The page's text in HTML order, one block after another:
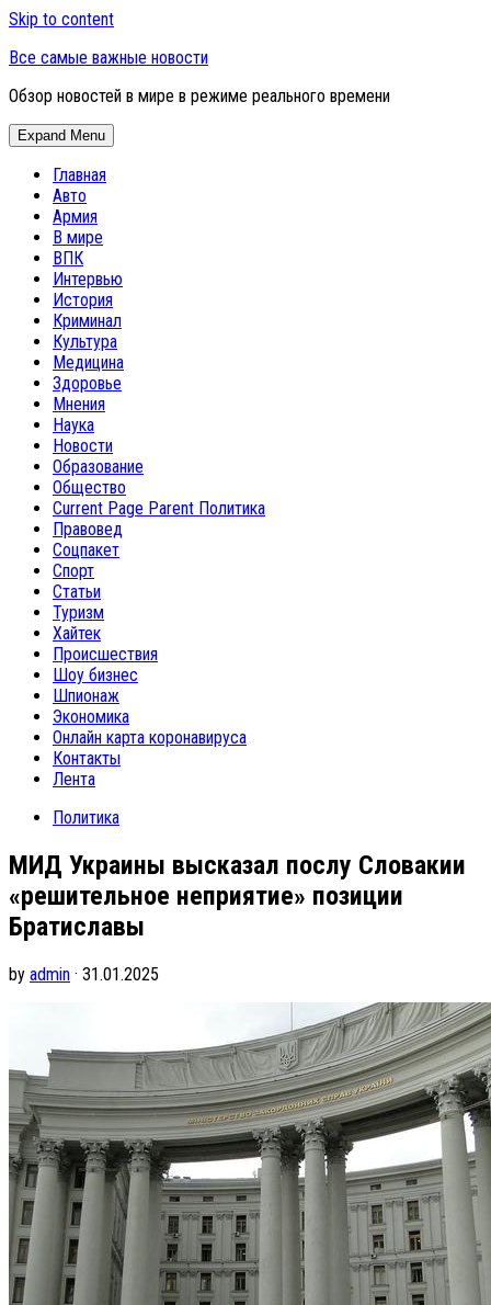
Skip to content
Все самые важные новости
Обзор новостей в мире в режиме реального времени
Expand Menu
Главная
Авто
Армия
В мире
ВПК
Интервью
История
Криминал
Культура
Медицина
Здоровье
Мнения
Наука
Новости
Образование
Общество
Current Page Parent Политика
Правовед
Соцпакет
Спорт
Статьи
Туризм
Хайтек
Происшествия
Шоу бизнес
Шпионаж
Экономика
Онлайн карта коронавируса
Контакты
Лента
Политика
МИД Украины высказал послу Словакии
«решительное неприятие» позиции
Братиславы
by admin · 31.01.2025